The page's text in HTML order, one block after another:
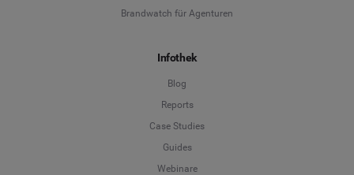
Brandwatch für Agenturen
Infothek
Blog
Reports
Case Studies
Guides
Webinare